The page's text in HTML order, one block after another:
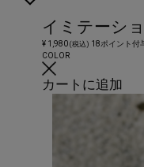
イミテーシ
¥ 1,980(税込) 18ポイント付
COLOR
カートに追加